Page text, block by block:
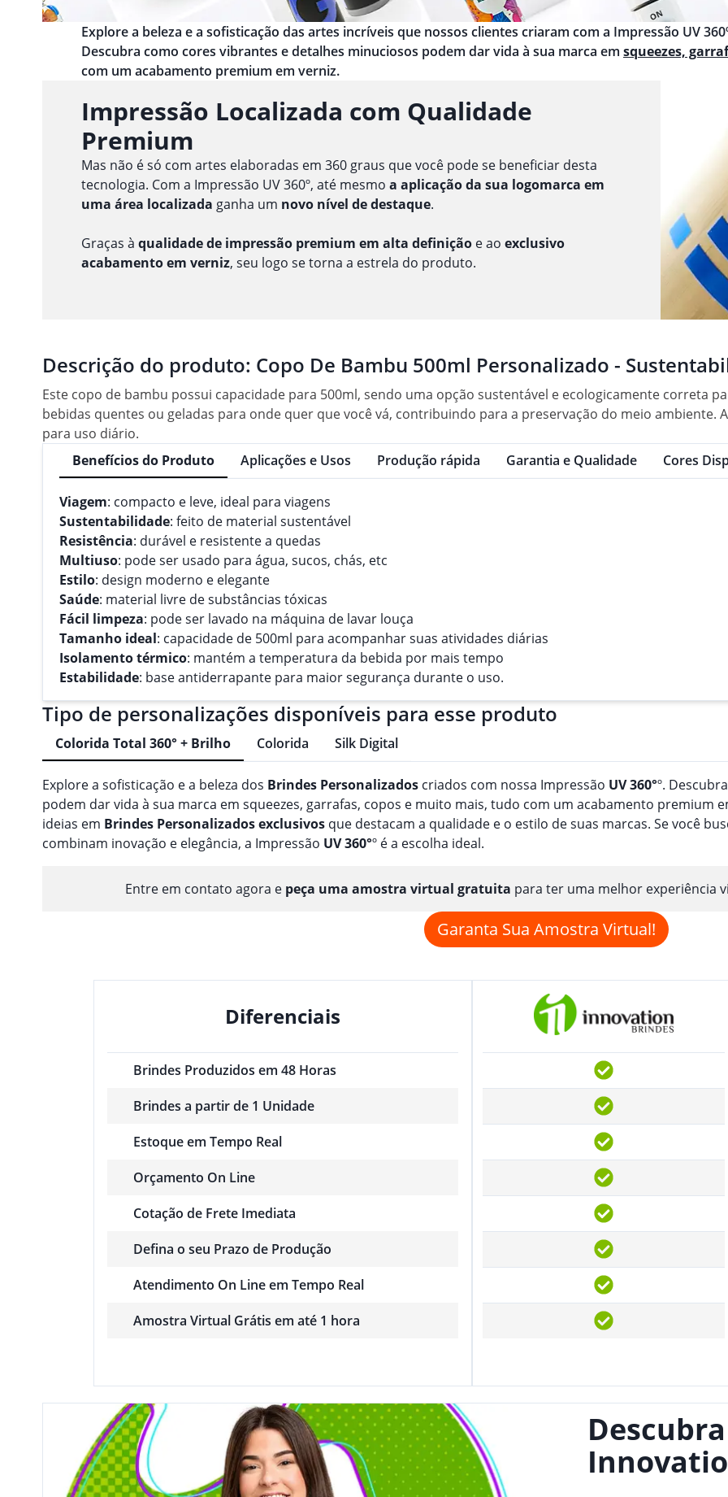
Explore a beleza e a sofisticação das artes incríveis que nossos clientes criaram com a Impressão UV
Descubra como cores vibrantes e detalhes minuciosos podem dar vida à sua marca em squeezes,
com um acabamento premium em verniz.
Impressão Localizada com Qualidade
Premium
Mas não é só com artes elaboradas em 360 graus que você pode se beneficiar desta
tecnologia. Com a Impressão UV 360º, até mesmo a aplicação da sua logomarca em
uma área localizada ganha um novo nível de destaque.
Graças à qualidade de impressão premium em alta definição e ao exclusivo
acabamento em verniz, seu logo se torna a estrela do produto.
Descrição do produto: Copo De Bambu 500ml Personalizado -
Este copo de bambu possui capacidade para 500ml, sendo uma opção sustentável e ecologicamente correta
bebidas quentes ou geladas para onde quer que você vá, contribuindo para a preservação do meio ambiente.
para uso diário.
Benefícios do Produto
Aplicações e Usos Produção rápida Garantia e Qualidade Cores
Viagem: compacto e leve, ideal para viagens
Sustentabilidade: feito de material sustentável
Resistência: durável e resistente a quedas
Multiuso: pode ser usado para água, sucos, chás, etc
Estilo: design moderno e elegante
Saúde: material livre de substâncias tóxicas
Fácil limpeza: pode ser lavado na máquina de lavar louça
Tamanho ideal: capacidade de 500ml para acompanhar suas atividades diárias
Isolamento térmico: mantém a temperatura da bebida por mais tempo
Estabilidade: base antiderrapante para maior segurança durante o uso.
Tipo de personalizações disponíveis para esse produto
Colorida Total 360° + Brilho Colorida Silk Digital
Explore a sofisticação e a beleza dos Brindes Personalizados criados com nossa Impressão UV 360°º.
podem dar vida à sua marca em squeezes, garrafas, copos e muito mais, tudo com um acabamento premium
ideias em Brindes Personalizadosexclusivos que destacam a qualidade e o estilo de suas marcas. Se você
combinam inovação e elegância, a Impressão UV 360°º é a escolha ideal.
Entre em contato agora e peça uma amostra virtual gratuita para ter uma melhor experiência
Garanta Sua Amostra Virtual!
Diferenciais
Brindes Produzidos em 48 Horas
Brindes a partir de 1 Unidade
Estoque em Tempo Real
Orçamento On Line
Cotação de Frete Imediata
Defina o seu Prazo de Produção
Atendimento On Line em Tempo Real
Amostra Virtual Grátis em até 1 hora